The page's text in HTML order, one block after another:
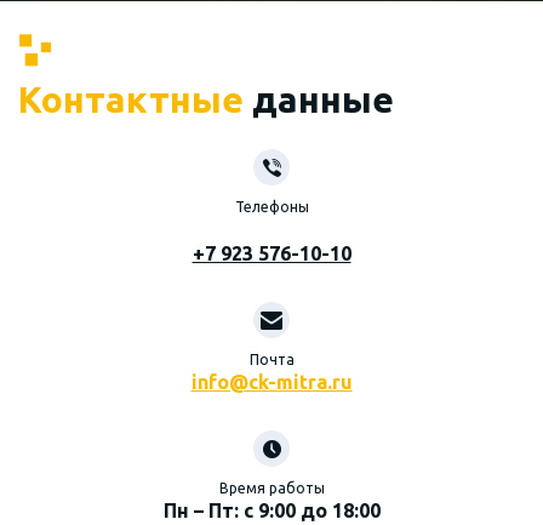
Контактные данные
Телефоны
+7 923 576-10-10
Почта
info@ck-mitra.ru
Время работы
Пн – Пт: с 9:00 до 18:00